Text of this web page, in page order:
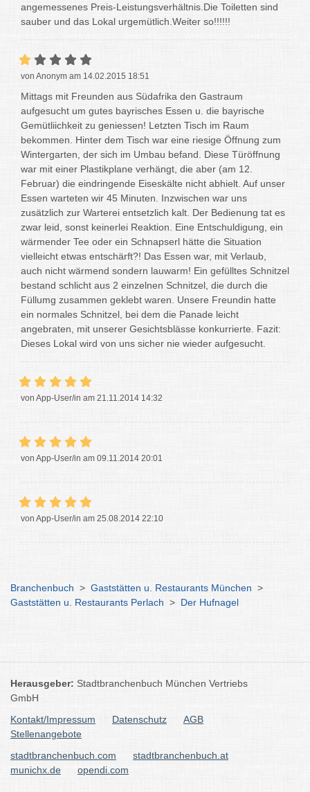
angemessenes Preis-Leistungsverhältnis.Die Toiletten sind
sauber und das Lokal urgemütlich.Weiter so!!!!!!
von Anonym am 14.02.2015 18:51
Mittags mit Freunden aus Südafrika den Gastraum
aufgesucht um gutes bayrisches Essen u. die bayrische
Gemütliichkeit zu geniessen! Letzten Tisch im Raum
bekommen. Hinter dem Tisch war eine riesige Öffnung zum
Wintergarten, der sich im Umbau befand. Diese Türöffnung
war mit einer Plastikplane verhängt, die aber (am 12.
Februar) die eindringende Eiseskälte nicht abhielt. Auf unser
Essen warteten wir 45 Minuten. Inzwischen war uns
zusätzlich zur Warterei entsetzlich kalt. Der Bedienung tat es
zwar leid, sonst keinerlei Reaktion. Eine Entschuldigung, ein
wärmender Tee oder ein Schnapserl hätte die Situation
vielleicht etwas entschärft?! Das Essen war, mit Verlaub,
auch nicht wärmend sondern lauwarm! Ein gefülltes Schnitzel
bestand schlicht aus 2 einzelnen Schnitzel, die durch die
Füllumg zusammen geklebt waren. Unsere Freundin hatte
ein normales Schnitzel, bei dem die Panade leicht
angebraten, mit unserer Gesichtsblässe konkurrierte. Fazit:
Dieses Lokal wird von uns sicher nie wieder aufgesucht.
von App-User/in am 21.11.2014 14:32
von App-User/in am 09.11.2014 20:01
von App-User/in am 25.08.2014 22:10
Branchenbuch > Gaststätten u. Restaurants München >
Gaststätten u. Restaurants Perlach > Der Hufnagel
Herausgeber: Stadtbranchenbuch München Vertriebs
GmbH
Kontakt/Impressum
Datenschutz
AGB
Stellenangebote
stadtbranchenbuch.com
stadtbranchenbuch.at
munichx.de
opendi.com